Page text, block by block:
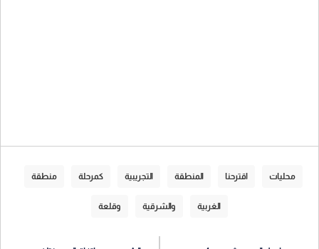
محليات اقترحنا المنطقة التجريبية كمرحلة منطقة
الغربية والشرقية وقلعة